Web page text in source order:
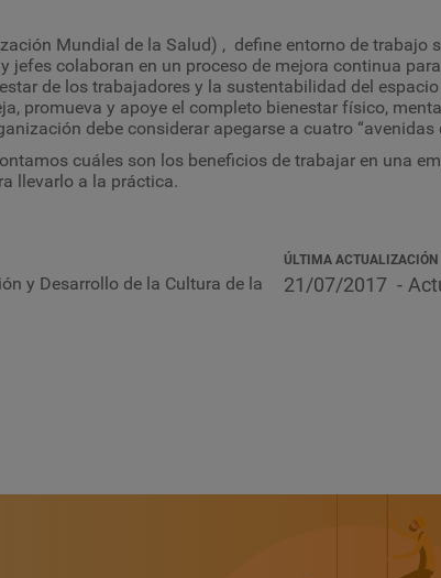
Mundial de la Salud) , define entorno de trabajo
jefes colaboran en un proceso de mejora continua
de los trabajadores y la sustentabilidad del
promueva y apoye el completo bienestar físico,
debe considerar apegarse a cuatro “avenidas
cuáles son los beneficios de trabajar en una
llevarlo a la práctica.
y Desarrollo de la Cultura de la
ÚLTIMA ACTUALIZACIÓN
21/07/2017